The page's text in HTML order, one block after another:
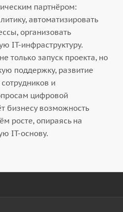
партнёром:
автоматизировать
организовать
IT-инфраструктуру.
только запуск проекта, но
поддержку, развитие
и
цифровой
бизнесу возможность
росте, опираясь на
IT-основу.